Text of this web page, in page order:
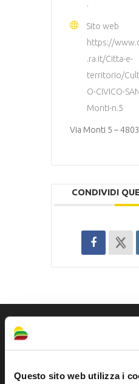
Questo sito web utilizza i
.
Sito web
https://
.ra.it/Citta-e-
territorio/
O-CIVICO-
Monti-n.5
Via Monti 5 –
CONDIVIDI